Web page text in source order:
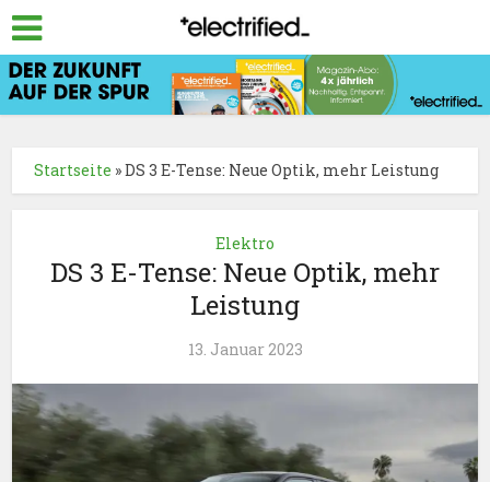
Startseite »DS 3 E-Tense: Neue Optik, mehr Leistung
Elektro
DS 3 E-Tense: Neue Optik, mehr
Leistung
13. Januar 2023